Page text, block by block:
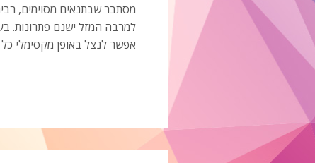
מסתבר שבתנאים מסוימים,
למרבה המזל ישנם פתרונות.
אפשר לנצל באופן מקסימלי